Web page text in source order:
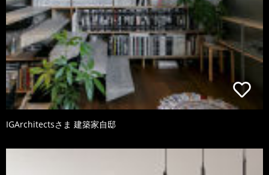
IGArchitectsさま 建築家自邸